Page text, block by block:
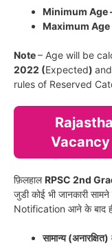
Minimum Age
Maximum Age
Note– Age will be
2022 (Expected)
rules of Reserved
फ़िलहालRPSC 2nd
जुडी कोई भी जानकारी
Notification आने के बाद
सामान्य (अनारक्षित)